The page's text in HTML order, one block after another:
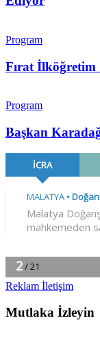
Program
Fırat
Program
Başkan
Reklam İletişim
Mutlaka İzleyin